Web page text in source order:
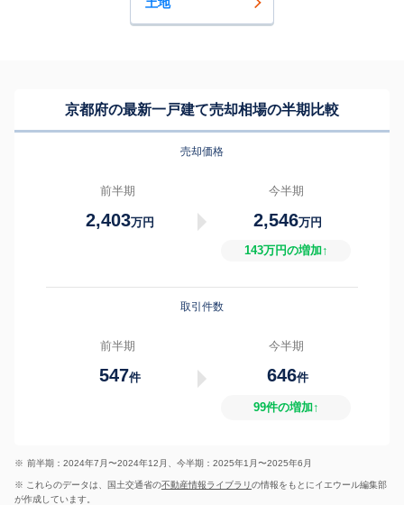
京都府の最新一戸建て売却相場の半期比較
売却価格
前半期
2,403万円
今半期
2,546万円
143万円の増加↑
取引件数
前半期
547件
今半期
646件
99件の増加↑
※ 前半期：2024年7月〜2024年12月、今半期：2025年1月〜2025年6月
※ これらのデータは、国土交通省の不動産情報ライブラリの情報をもとにイエウール編集部
が作成しています。